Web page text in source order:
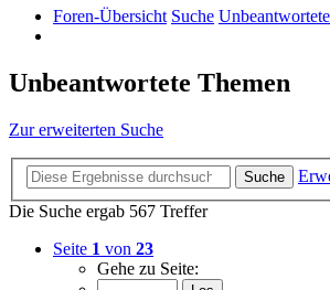
Foren-Übersicht Suche
Unbeantwortete Themen
Zur erweiterten Suche
Suche
Die Suche ergab 567 Treffer
Seite 1 von 23
Gehe zu Seite: